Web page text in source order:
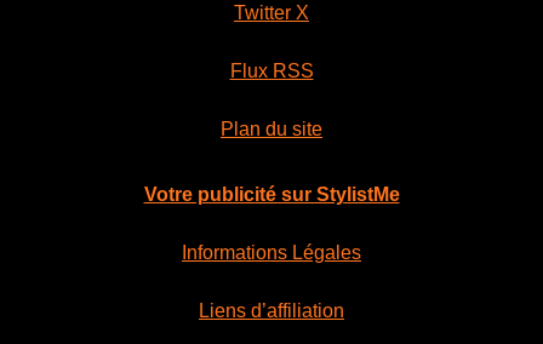
Twitter X
Flux RSS
Plan du site
Votre publicité sur StylistMe
Informations Légales
Liens d’affiliation